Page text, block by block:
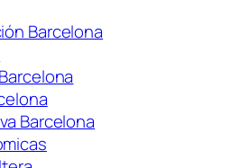
Barcelona
Barcelona